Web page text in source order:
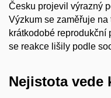
Česku projevil výrazný
Výzkum se zaměřuje
krátkodobé reprodukční
se reakce lišily podle
Nejistota vede